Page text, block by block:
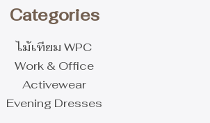
Categories
ไม้เทียม WPC
Work & Office
Activewear
Evening Dresses